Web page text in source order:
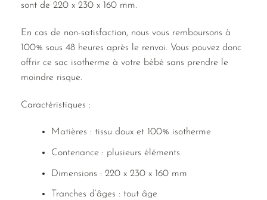
sont de 220 x 230 x 160 mm.
En cas de non-satisfaction, nous vous remboursons à
100% sous 48 heures après le renvoi. Vous pouvez donc
offrir ce sac isotherme à votre bébé sans prendre le
moindre risque.
Caractéristiques :
Matières : tissu doux et 100% isotherme
Contenance : plusieurs éléments
Dimensions : 220 x 230 x 160 mm
Tranches d’âges : tout âge